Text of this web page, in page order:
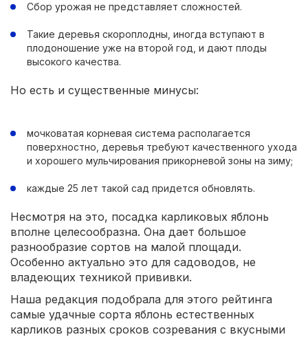
Сбор урожая не представляет сложностей.
Такие деревья скороплодны, иногда вступают в
плодоношение уже на второй год, и дают плоды
высокого качества.
Но есть и существенные минусы:
мочковатая корневая система располагается
поверхностно, деревья требуют качественного ухода
и хорошего мульчирования прикорневой зоны на зиму;
каждые 25 лет такой сад придется обновлять.
Несмотря на это, посадка карликовых яблонь
вполне целесообразна. Она дает большое
разнообразие сортов на малой площади.
Особенно актуально это для садоводов, не
владеющих техникой прививки.
Наша редакция подобрала для этого рейтинга
самые удачные сорта яблонь естественных
карликов разных сроков созревания с вкусными